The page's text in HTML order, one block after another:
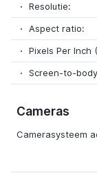
Resolutie:
Aspect ratio:
Pixels Per Inch
Screen-to-
Cameras
Camerasysteem